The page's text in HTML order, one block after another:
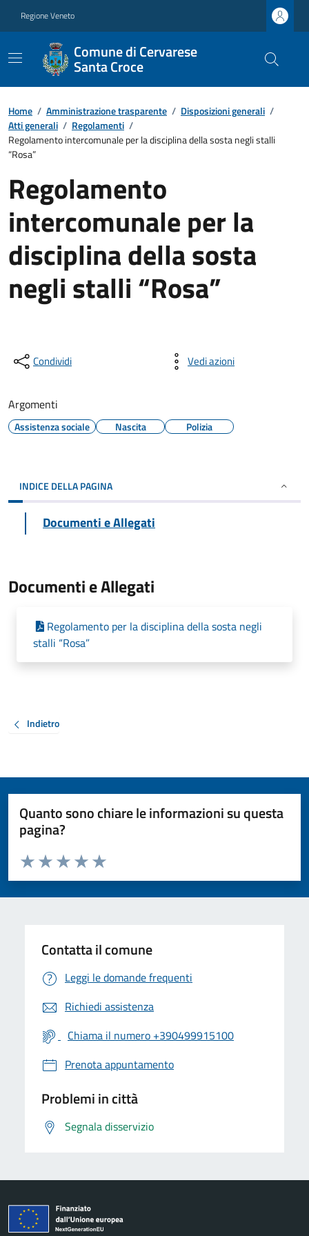
Regione Veneto
Comune di Cervarese
Santa Croce
Home / Amministrazione trasparente / Disposizioni generali /
Atti generali / Regolamenti /
Regolamento intercomunale per la disciplina della sosta negli stalli
“Rosa”
Regolamento
intercomunale per la
disciplina della sosta
negli stalli “Rosa”
Condividi Vedi azioni
Argomenti
Assistenza sociale Nascita Polizia
INDICE DELLA PAGINA
Documenti e Allegati
Documenti e Allegati
Regolamento per la disciplina della sosta negli
stalli “Rosa”
Indietro
Quanto sono chiare le informazioni su questa
pagina?
Valuta da 1 a 5 stelle la pagina
Valuta 5 stelle su 5
Valuta 4 stelle su 5
Valuta 3 stelle su 5
Valuta 2 stelle su 5
Valuta 1 stelle su 5
Contatta il comune
Leggi le domande frequenti
Richiedi assistenza
Chiama il numero +390499915100
Prenota appuntamento
Problemi in città
Segnala disservizio